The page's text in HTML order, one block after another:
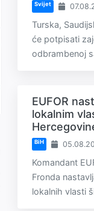
Svijet
Turska,
će potpisati
odbrambenoj
EUFOR
lokalnim
BiH
Komandant
Fronda
lokalnih vlasti